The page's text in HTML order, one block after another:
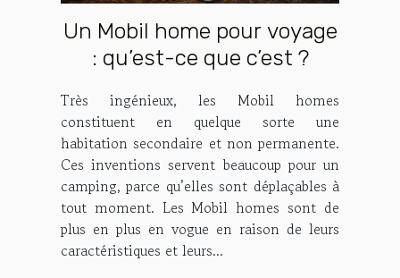
Un Mobil home pour voyage
: qu’est-ce que c’est ?
Très ingénieux, les Mobil homes
constituent en quelque sorte une
habitation secondaire et non permanente.
Ces inventions servent beaucoup pour un
camping, parce qu’elles sont déplaçables à
tout moment. Les Mobil homes sont de
plus en plus en vogue en raison de leurs
caractéristiques et leurs...